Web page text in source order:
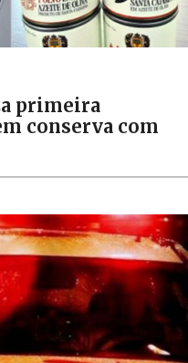
primeira
conserva com